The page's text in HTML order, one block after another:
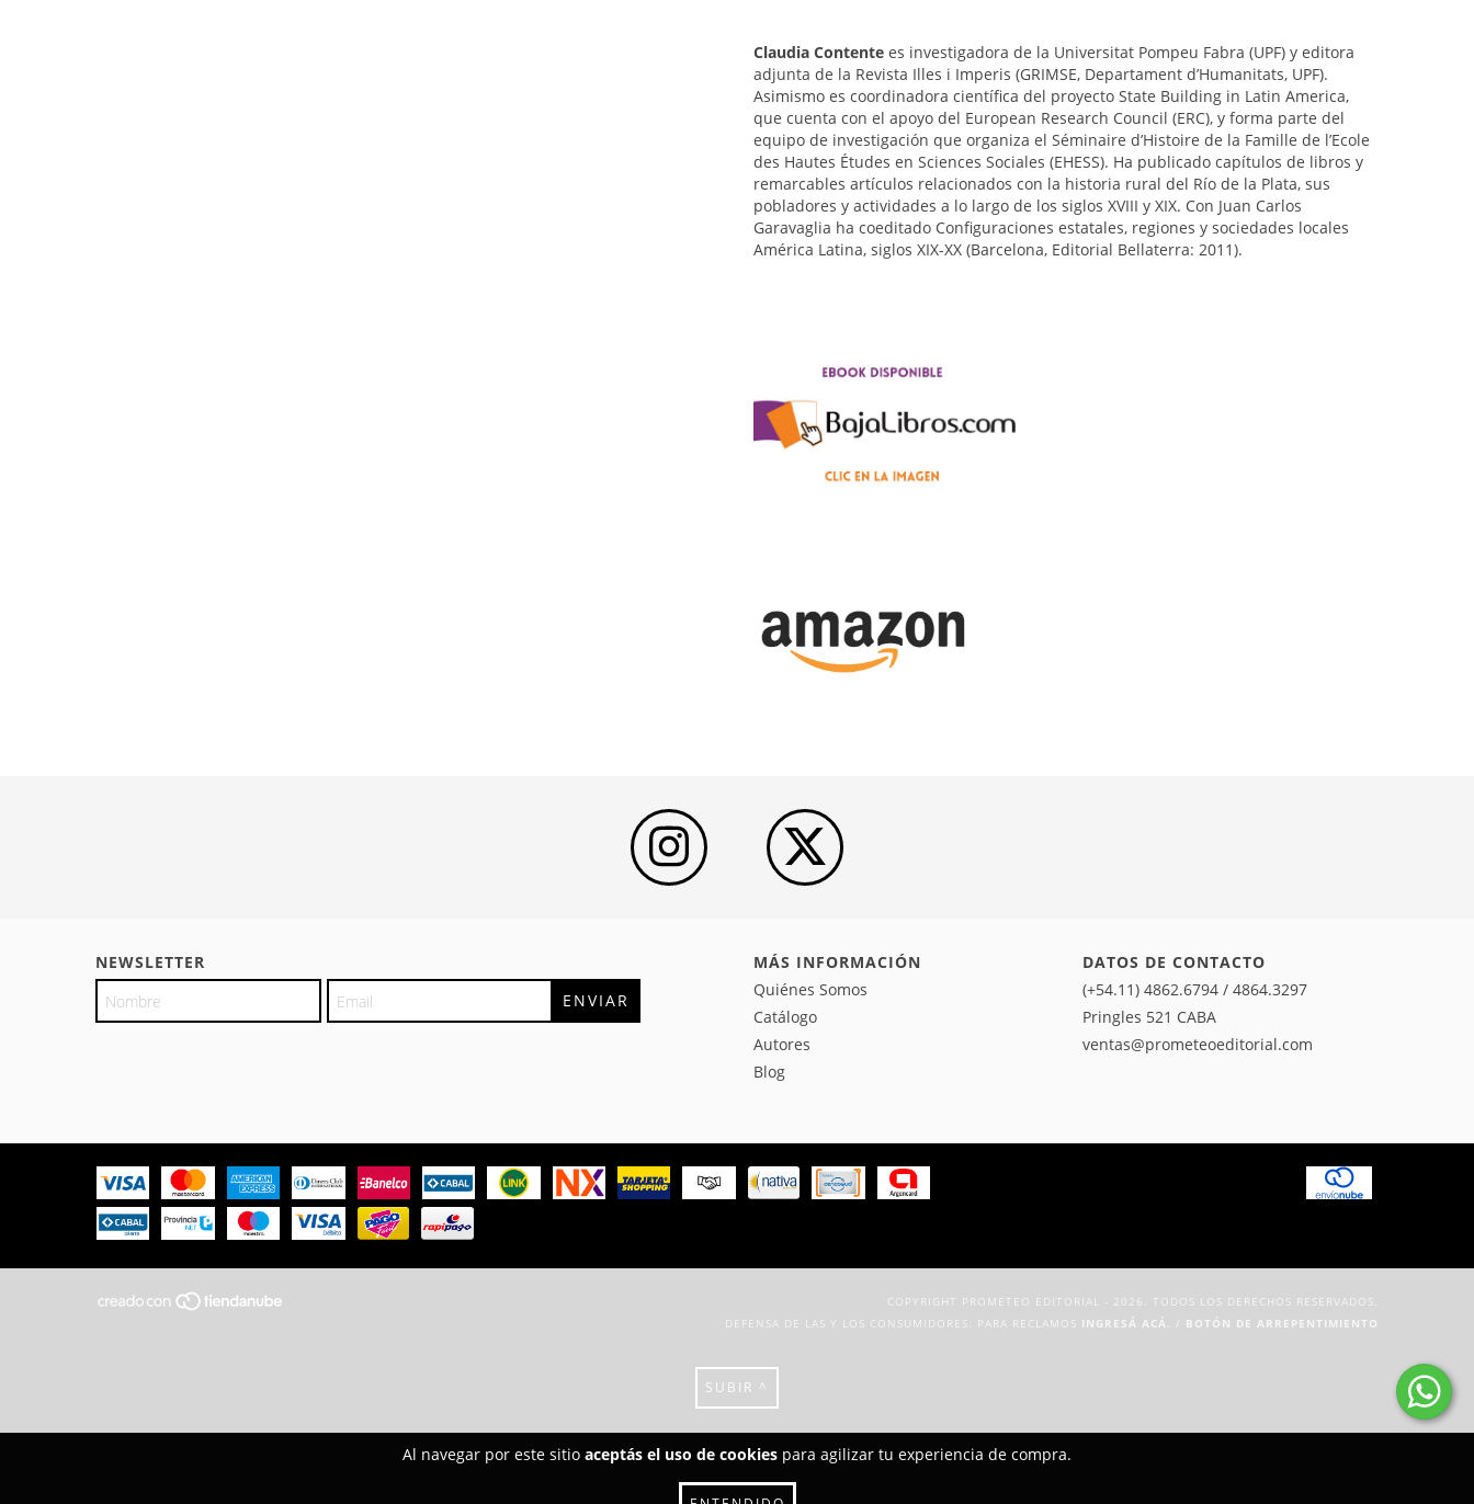
Al navegar por este sitio aceptás el uso de cookies para agilizar tu experiencia de compra.
Claudia Contente es investigadora de la Universitat Pompeu Fabra (UPF) y editora
adjunta de la Revista Illes i Imperis (GRIMSE, Departament d’Humanitats, UPF).
Asimismo es coordinadora científica del proyecto State Building in Latin America,
que cuenta con el apoyo del European Research Council (ERC), y forma parte del
equipo de investigación que organiza el Séminaire d’Histoire de la Famille de l’Ecole
des Hautes Études en Sciences Sociales (EHESS). Ha publicado capítulos de libros y
remarcables artículos relacionados con la historia rural del Río de la Plata, sus
pobladores y actividades a lo largo de los siglos XVIII y XIX. Con Juan Carlos
Garavaglia ha coeditado Configuraciones estatales, regiones y sociedades locales
América Latina, siglos XIX-XX (Barcelona, Editorial Bellaterra: 2011).
NEWSLETTER
MÁS INFORMACIÓN
Quiénes Somos
Catálogo
Autores
Blog
DATOS DE CONTACTO
(+54.11) 4862.6794 / 4864.3297
Pringles 521 CABA
ventas@prometeoeditorial.com
COPYRIGHT PROMETEO EDITORIAL - 2026. TODOS LOS DERECHOS RESERVADOS.
DEFENSA DE LAS Y LOS CONSUMIDORES. PARA RECLAMOS INGRESÁ ACÁ. / BOTÓN DE ARREPENTIMIENTO
SUBIR ^